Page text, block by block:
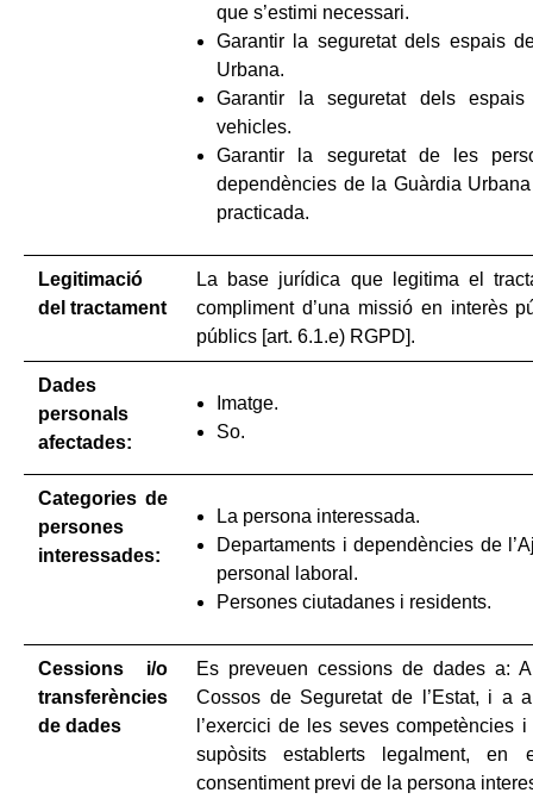
que s’estimi necessari.
Garantir la seguretat dels espais
Urbana.
Garantir la seguretat dels
vehicles.
Garantir la seguretat de les
dependències de la Guàrdia
practicada.
Legitimació
del tractament
La base jurídica que legitima el
compliment d’una missió en interès
públics [art. 6.1.e) RGPD].
Dades
personals
afectades:
Imatge.
So.
Categories de
persones
interessades:
La persona interessada.
Departaments i dependències de
personal laboral.
Persones ciutadanes i residents.
Cessions i/o
transferències
de dades
Es preveuen cessions de dades a:
Cossos de Seguretat de l’Estat, i a
l’exercici de les seves competències
supòsits establerts legalment,
consentiment previ de la persona